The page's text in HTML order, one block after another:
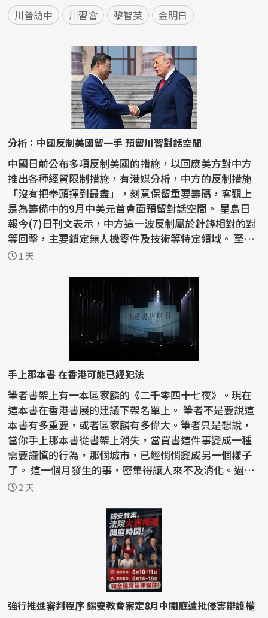
川普訪中 川習會 黎智英 金明日
分析：中國反制美國留一手 預留川習對話空間
中國日前公布多項反制美國的措施，以回應美方對中方
推出各種經貿限制措施，有港媒分析，中方的反制措施
「沒有把拳頭揮到最盡」，刻意保留重要籌碼，客觀上
是為籌備中的9月中美元首會面預留對話空間。 星島日
報今(7)日刊文表示，中方這一波反制屬於針鋒相對的對
等回擊，主要鎖定無人機零件及技術等特定領域。 至於
稀土...
1 天
手上那本書 在香港可能已經犯法
筆者書架上有一本區家麟的《二千零四十七夜》。現在
這本書在香港書展的建議下架名單上。 筆者不是要說這
本書有多重要，或者區家麟有多偉大。筆者只是想說，
當你手上那本書從書架上消失，當買書這件事變成一種
需要謹慎的行為，那個城市，已經悄悄變成另一個樣子
了。 這一個月發生的事，密集得讓人來不及消化。過去
半...2 天
強行推進審判程序 錫安教會案定8月中開庭遭批侵害辯護權